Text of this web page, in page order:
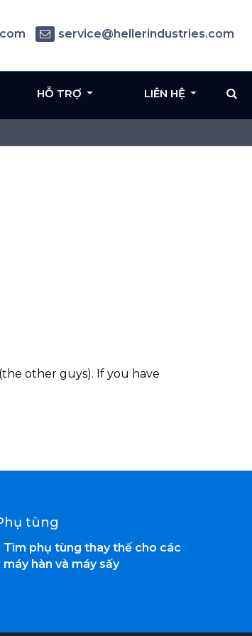
other guys). If you have
service@hellerindustries.com
HỖ TRỢ LIÊN HỆ
tùng
Tìm phụ tùng thay thế cho các
máy hàn và máy sấy